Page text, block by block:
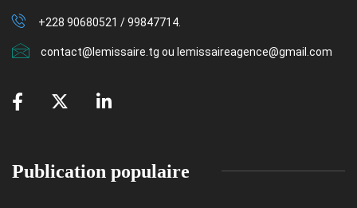
+228 90680521 / 99847714.
contact@lemissaire.tg ou lemissaireagence@gmail.com
Publication populaire